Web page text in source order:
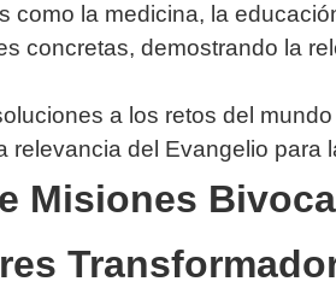
como la medicina, la
concretas, demostrando la
a los retos del
relevancia del Evangelio para
Misiones